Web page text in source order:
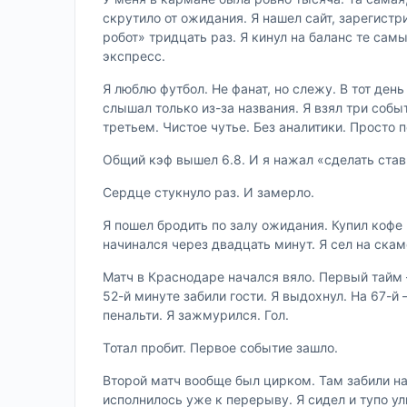
скрутило от ожидания. Я нашел сайт,
робот» тридцать раз. Я кинул на баланс те
экспресс.
Я люблю футбол. Не фанат, но слежу. В тот
слышал только из-за названия. Я взял три
третьем. Чистое чутье. Без аналитики. Просто
Общий кэф вышел 6.8. И я нажал «сделать
Сердце стукнуло раз. И замерло.
Я пошел бродить по залу ожидания. Купил
начинался через двадцать минут. Я сел на
Матч в Краснодаре начался вяло. Первый
52-й минуте забили гости. Я выдохнул. На 67-
пенальти. Я зажмурился. Гол.
Тотал пробит. Первое событие зашло.
Второй матч вообще был цирком. Там забили
исполнилось уже к перерыву. Я сидел и тупо